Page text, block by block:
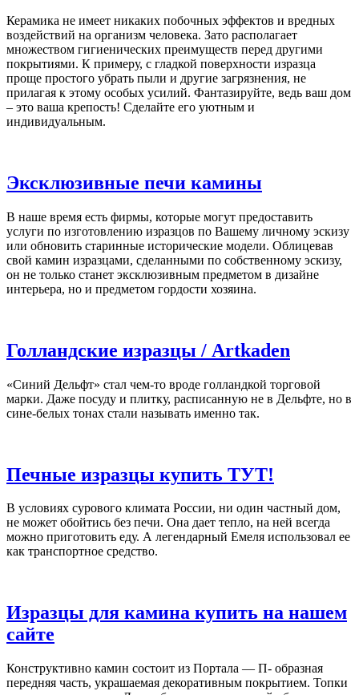
Керамика не имеет никаких побочных эффектов и вредных
воздействий на организм человека. Зато располагает
множеством гигиенических преимуществ перед другими
покрытиями. К примеру, с гладкой поверхности изразца
проще простого убрать пыли и другие загрязнения, не
прилагая к этому особых усилий. Фантазируйте, ведь ваш дом
– это ваша крепость! Сделайте его уютным и
индивидуальным.
Эксклюзивные печи камины
В наше время есть фирмы, которые могут предоставить
услуги по изготовлению изразцов по Вашему личному эскизу
или обновить старинные исторические модели. Облицевав
свой камин изразцами, сделанными по собственному эскизу,
он не только станет эксклюзивным предметом в дизайне
интерьера, но и предметом гордости хозяина.
Голландские изразцы / Artkaden
«Синий Дельфт» стал чем-то вроде голландкой торговой
марки. Даже посуду и плитку, расписанную не в Дельфте, но в
сине-белых тонах стали называть именно так.
Печные изразцы купить ТУТ!
В условиях сурового климата России, ни один частный дом,
не может обойтись без печи. Она дает тепло, на ней всегда
можно приготовить еду. А легендарный Емеля использовал ее
как транспортное средство.
Изразцы для камина купить на нашем
сайте
Конструктивно камин состоит из Портала — П- образная
передняя часть, украшаемая декоративным покрытием. Топки